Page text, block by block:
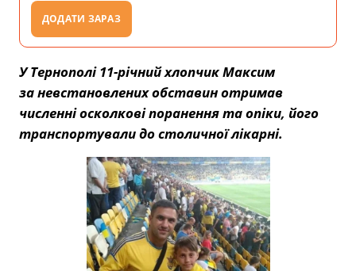
ДОДАТИ ЗАРАЗ
У Тернополі 11-річний хлопчик Максим
за невстановлених обставин отримав
численні осколкові поранення та опіки, його
транспортували до столичної лікарні.